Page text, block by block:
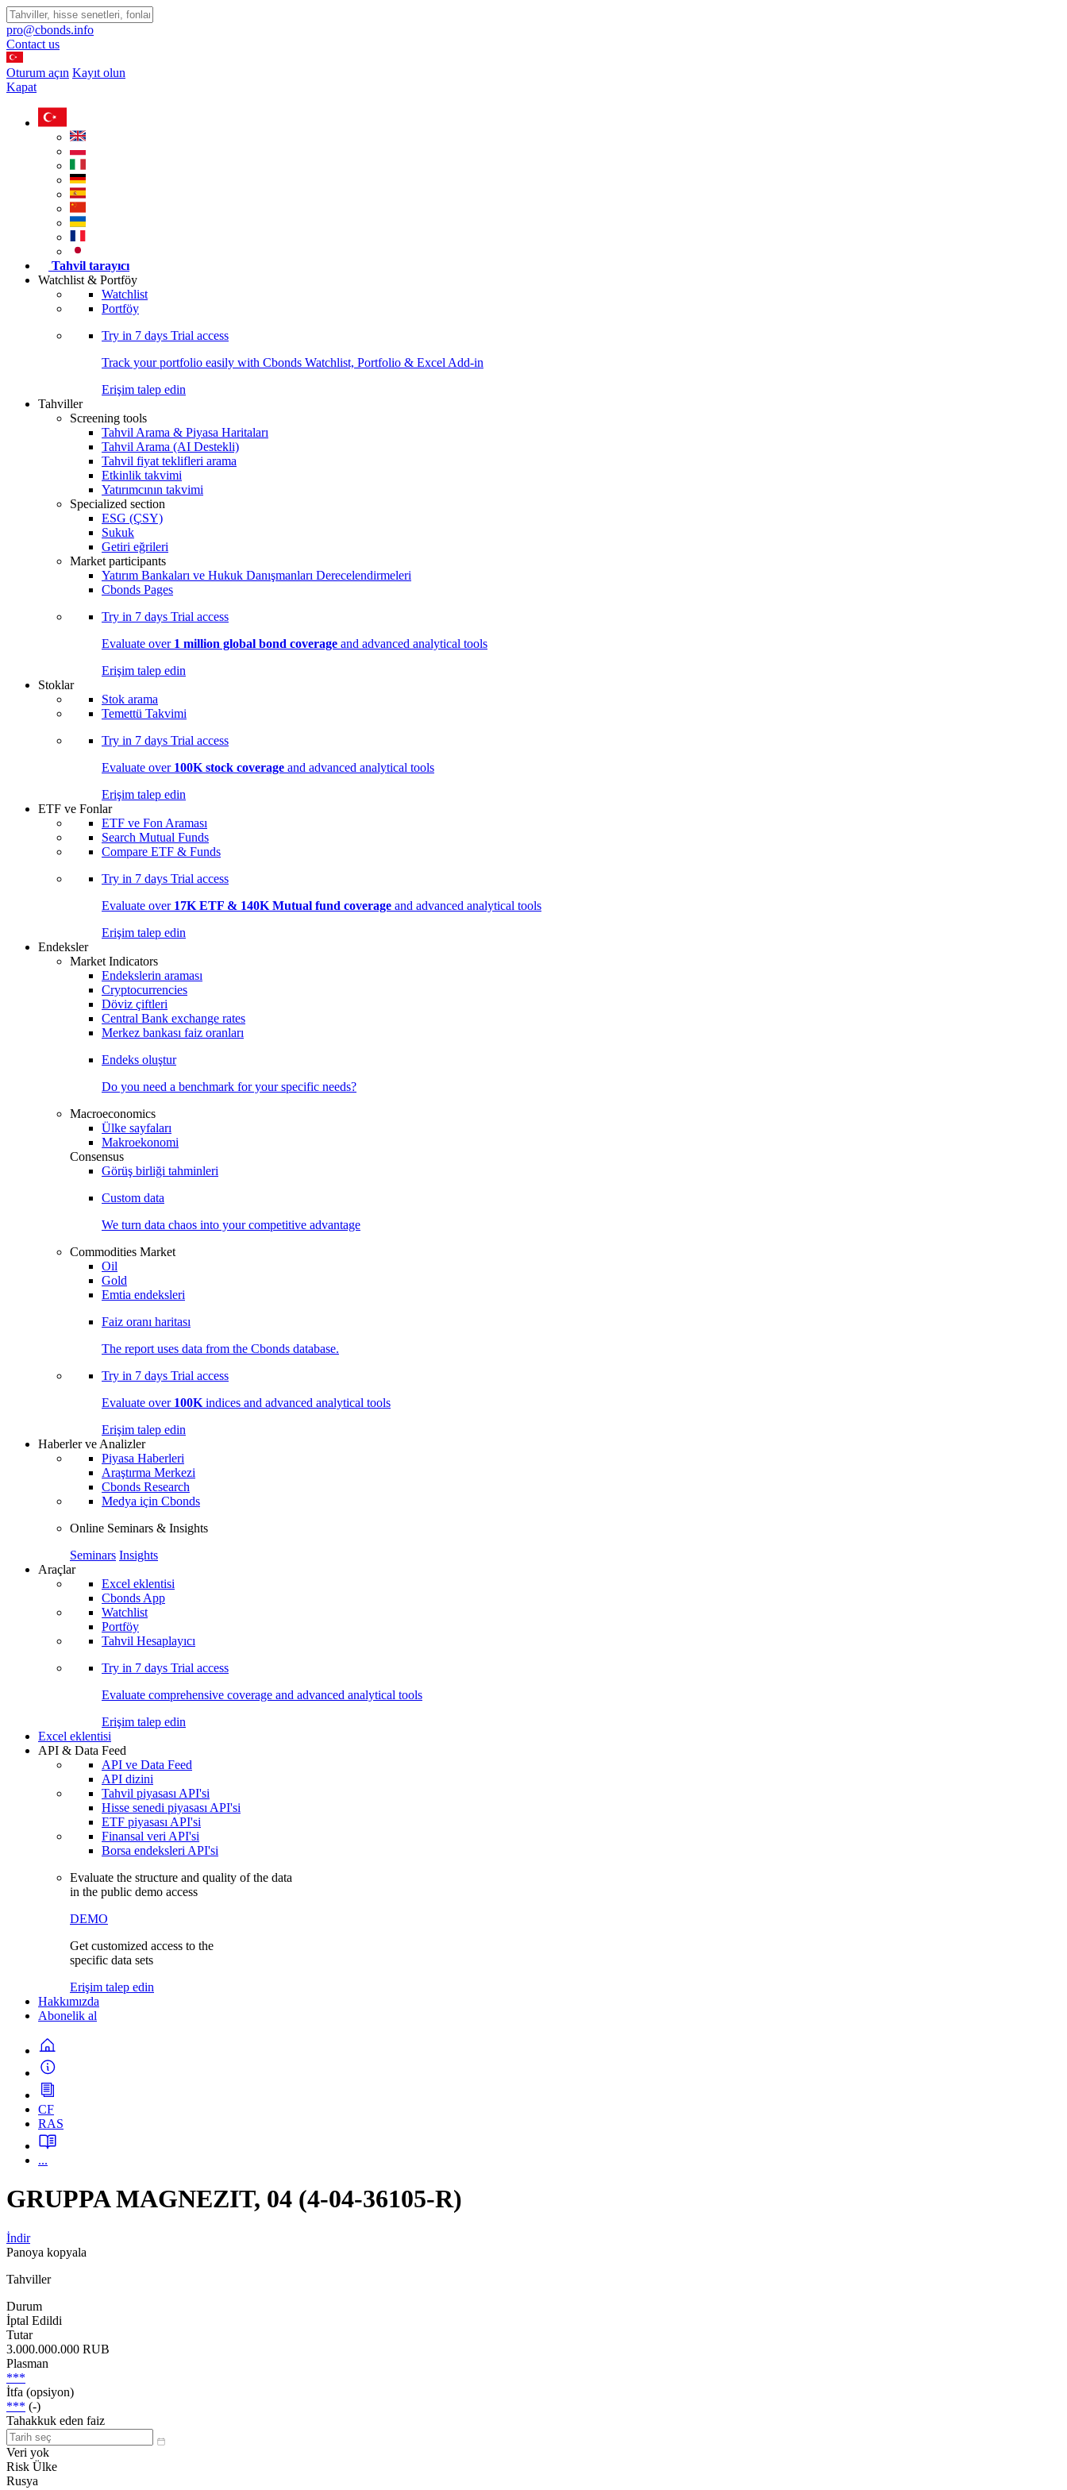
pro@cbonds.info
Contact us
Oturum açın Kayıt olun
Kapat
Tahvil tarayıcı
Watchlist & Portföy
Watchlist
Portföy
Try in 7 days Trial access
Track your portfolio easily with Cbonds Watchlist, Portfolio & Excel Add-in
Erişim talep edin
Tahviller
Screening tools
Tahvil Arama & Piyasa Haritaları
Tahvil Arama (AI Destekli)
Tahvil fiyat teklifleri arama
Etkinlik takvimi
Yatırımcının takvimi
Specialized section
ESG (ÇSY)
Sukuk
Getiri eğrileri
Market participants
Yatırım Bankaları ve Hukuk Danışmanları Derecelendirmeleri
Cbonds Pages
Try in 7 days Trial access
Evaluate over 1 million global bond coverage and advanced analytical tools
Erişim talep edin
Stoklar
Stok arama
Temettü Takvimi
Try in 7 days Trial access
Evaluate over 100K stock coverage and advanced analytical tools
Erişim talep edin
ETF ve Fonlar
ETF ve Fon Araması
Search Mutual Funds
Compare ETF & Funds
Try in 7 days Trial access
Evaluate over 17K ETF & 140K Mutual fund coverage and advanced analytical tools
Erişim talep edin
Endeksler
Market Indicators
Endekslerin araması
Cryptocurrencies
Döviz çiftleri
Central Bank exchange rates
Merkez bankası faiz oranları
Endeks oluştur
Do you need a benchmark for your specific needs?
Macroeconomics
Ülke sayfaları
Makroekonomi
Consensus
Görüş birliği tahminleri
Custom data
We turn data chaos into your competitive advantage
Commodities Market
Oil
Gold
Emtia endeksleri
Faiz oranı haritası
The report uses data from the Cbonds database.
Try in 7 days Trial access
Evaluate over 100K indices and advanced analytical tools
Erişim talep edin
Haberler ve Analizler
Piyasa Haberleri
Araştırma Merkezi
Cbonds Research
Medya için Cbonds
Online Seminars & Insights
Seminars Insights
Araçlar
Excel eklentisi
Cbonds App
Watchlist
Portföy
Tahvil Hesaplayıcı
Try in 7 days Trial access
Evaluate comprehensive coverage and advanced analytical tools
Erişim talep edin
Excel eklentisi
API & Data Feed
API ve Data Feed
API dizini
Tahvil piyasası API'si
Hisse senedi piyasası API'si
ETF piyasası API'si
Finansal veri API'si
Borsa endeksleri API'si
Evaluate the structure and quality of the data
in the public demo access
DEMO
Get customized access to the
specific data sets
Erişim talep edin
Hakkımızda
Abonelik al
CF
RAS
...
GRUPPA MAGNEZIT, 04 (4-04-36105-R)
İndir
Panoya kopyala
Tahviller
Durum
İptal Edildi
Tutar
3.000.000.000 RUB
Plasman
***
İtfa (opsiyon)
*** (-)
Tahakkuk eden faiz
Veri yok
Risk Ülke
Rusya